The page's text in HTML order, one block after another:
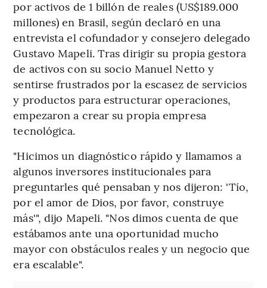
por activos de 1 billón de reales (US$189.000
millones) en Brasil, según declaró en una
entrevista el cofundador y consejero delegado
Gustavo Mapeli. Tras dirigir su propia gestora
de activos con su socio Manuel Netto y
sentirse frustrados por la escasez de servicios
y productos para estructurar operaciones,
empezaron a crear su propia empresa
tecnológica.
"Hicimos un diagnóstico rápido y llamamos a
algunos inversores institucionales para
preguntarles qué pensaban y nos dijeron: 'Tío,
por el amor de Dios, por favor, construye
más'", dijo Mapeli. "Nos dimos cuenta de que
estábamos ante una oportunidad mucho
mayor con obstáculos reales y un negocio que
era escalable".